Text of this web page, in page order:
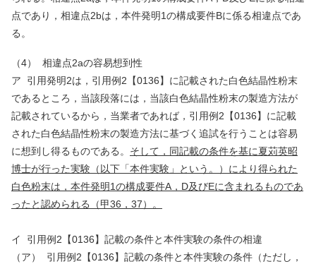
点であり，相違点2bは，本件発明1の構成要件Bに係る相違点であ
る。
（4） 相違点2aの容易想到性
ア
引用発明2は，引用例2 【0136】に記載された白色結晶性粉末
であるところ，当該段落には，当該白色結晶性粉末の製造方法が
記載されているから，当業者であれば，引用例2 【0136】に記載
された白色結晶性粉末の製造方法に基づく追試を行うことは容易
に想到し得るものである。 そして，同記載の条件を基に夏苅英昭
博士が行った実験（以下「本件実験」という。）により得られた
白色粉末は，本件発明1の構成要件A， D及びEに含まれるものであ
ったと認められる（甲36 ， 37）。
イ 引用例2 【0136】記載の条件と本件実験の条件の相違
（ア）
引用例2 【0136】記載の条件と本件実験の条件（ただし，